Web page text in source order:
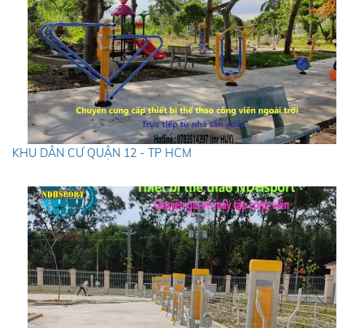
KHU DÂN CƯ QUẬN 12 - TP HCM